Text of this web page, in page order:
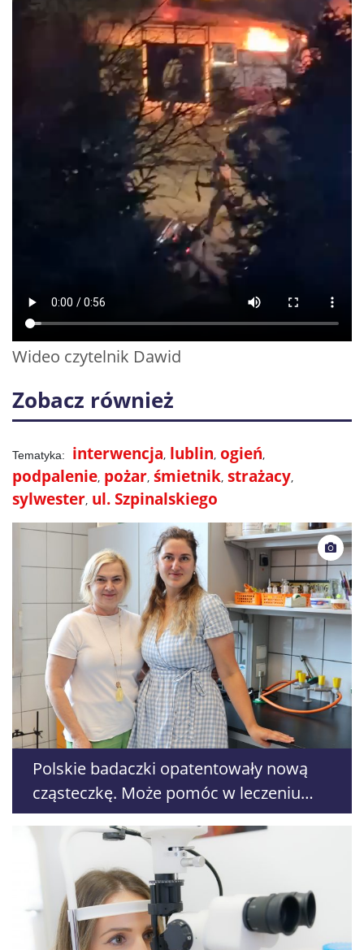
Wideo czytelnik Dawid
Zobacz również
interwencja lublin ogień
podpalenie pożar śmietnik strażacy
sylwester ul. Szpinalskiego
Polskie badaczki opatentowały nową
cząsteczkę. Może pomóc w leczeniu
raka piersi